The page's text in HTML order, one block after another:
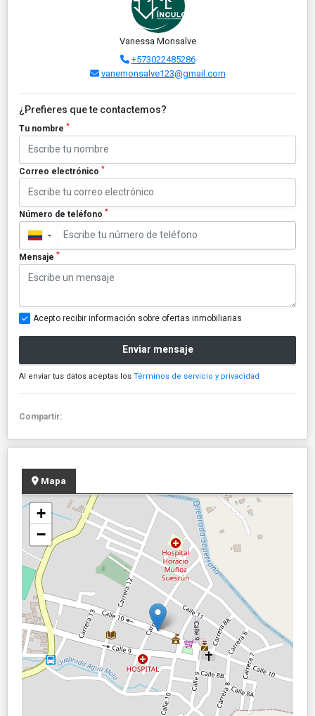
Vanessa Monsalve
+573022485286
vanemonsalve123@gmail.com
¿Prefieres que te contactemos?
Tu nombre *
Correo electrónico *
Número de teléfono *
▼
Mensaje *
Acepto recibir información sobre ofertas inmobiliarias
Enviar mensaje
Al enviar tus datos aceptas los Términos de servicio y privacidad
Compartir:
Mapa
+
−